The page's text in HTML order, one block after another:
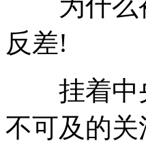
反差!
挂着中央
不可及的